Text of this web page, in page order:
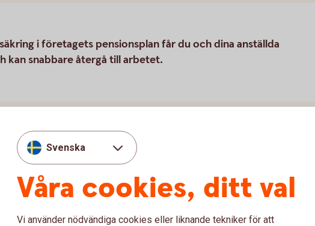
i företagets pensionsplan får du och dina anställda
kan snabbare återgå till arbetet.
Svenska
Våra cookies, ditt val
Vi använder nödvändiga cookies eller liknande tekniker för att